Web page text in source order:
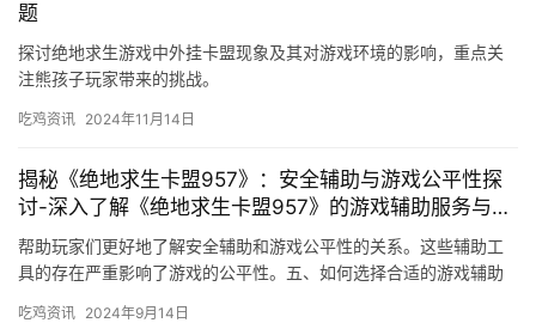
题
探讨绝地求生游戏中外挂卡盟现象及其对游戏环境的影响，重点关
注熊孩子玩家带来的挑战。
吃鸡资讯 2024年11月14日
揭秘《绝地求生卡盟957》：安全辅助与游戏公平性探
讨-深入了解《绝地求生卡盟957》的游戏辅助服务与安
全性
帮助玩家们更好地了解安全辅助和游戏公平性的关系。这些辅助工
具的存在严重影响了游戏的公平性。五、如何选择合适的游戏辅助
吃鸡资讯 2024年9月14日